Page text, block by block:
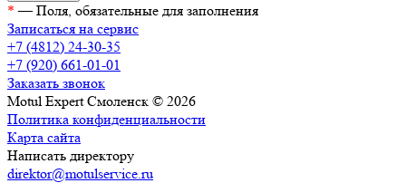
* — Поля, обязательные для заполнения
Записаться на сервис
+7 (4812) 24-30-35
+7 (920) 661-01-01
Заказать звонок
Motul Expert Смоленск © 2026
Политика конфиденциальности
Карта сайта
Написать директору
direktor@motulservice.ru